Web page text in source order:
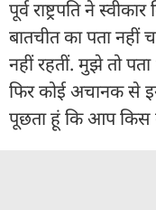
पूर्व राष्ट्रपति ने
बातचीत का पता
नहीं रहतीं. मुझे तो
फिर कोई अचानक से
पूछता हूं कि आप किस